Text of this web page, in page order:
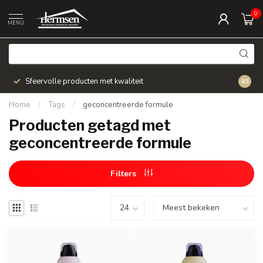
MENU
0
Sfeervolle producten met kwaliteit Snel
8.5
Home / Tags / geconcentreerde formule
Producten getagd met
geconcentreerde formule
Filters